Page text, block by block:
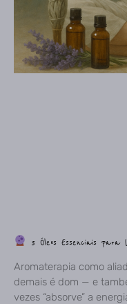
3 Óleos Essenciais para
Aromaterapia como
demais é dom — e
vezes “absorve” a